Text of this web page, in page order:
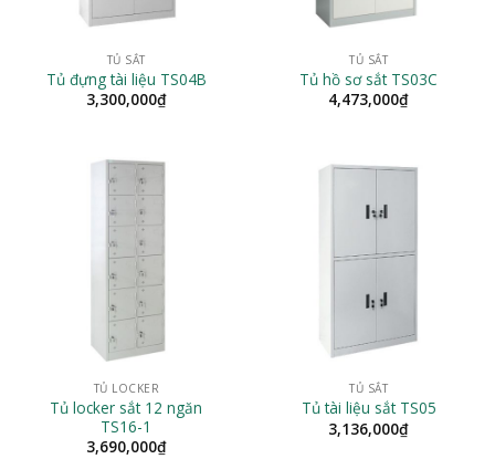
TỦ SẮT
Tủ đựng tài liệu TS04B
3,300,000₫
TỦ SẮT
Tủ hồ sơ sắt TS03C
4,473,000₫
TỦ LOCKER
Tủ locker sắt 12 ngăn
TS16-1
3,690,000₫
TỦ SẮT
Tủ tài liệu sắt TS05
3,136,000₫